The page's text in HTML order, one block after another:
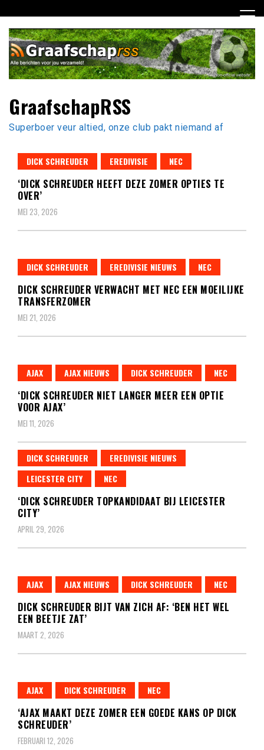
naar
inhoud
GraafschapRSS
Superboer veur altied, onze club pakt niemand af
DICK SCHREUDER EREDIVISIE NEC
‘DICK SCHREUDER HEEFT DEZE ZOMER OPTIES TE
OVER’
MEI 23, 2026
DICK SCHREUDER EREDIVISIE NIEUWS NEC
DICK SCHREUDER VERWACHT MET NEC EEN MOEILIJKE
TRANSFERZOMER
MEI 21, 2026
AJAX AJAX NIEUWS DICK SCHREUDER NEC
‘DICK SCHREUDER NIET LANGER MEER EEN OPTIE
VOOR AJAX’
MEI 11, 2026
DICK SCHREUDER
EREDIVISIE NIEUWS
LEICESTER CITY
NEC
‘DICK SCHREUDER TOPKANDIDAAT BIJ LEICESTER
CITY’
APRIL 29, 2026
AJAX AJAX NIEUWS DICK SCHREUDER NEC
DICK SCHREUDER BIJT VAN ZICH AF: ‘BEN HET WEL
EEN BEETJE ZAT’
MAART 2, 2026
AJAX DICK SCHREUDER NEC
‘AJAX MAAKT DEZE ZOMER EEN GOEDE KANS OP DICK
SCHREUDER’
FEBRUARI 12, 2026